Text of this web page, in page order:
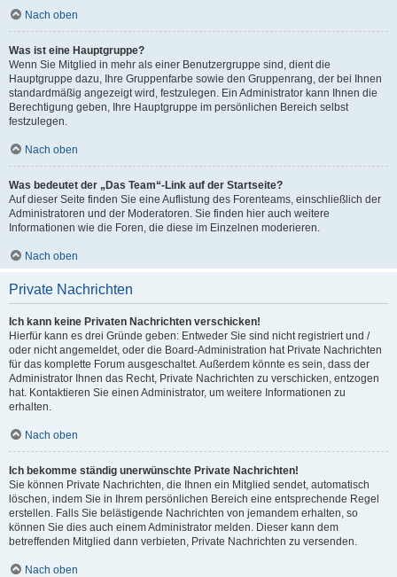
Nach oben
Was ist eine Hauptgruppe?
Wenn Sie Mitglied in mehr als einer Benutzergruppe sind, dient die
Hauptgruppe dazu, Ihre Gruppenfarbe sowie den Gruppenrang, der bei Ihnen
standardmäßig angezeigt wird, festzulegen. Ein Administrator kann Ihnen die
Berechtigung geben, Ihre Hauptgruppe im persönlichen Bereich selbst
festzulegen.
Nach oben
Was bedeutet der „Das Team“-Link auf der Startseite?
Auf dieser Seite finden Sie eine Auflistung des Forenteams, einschließlich der
Administratoren und der Moderatoren. Sie finden hier auch weitere
Informationen wie die Foren, die diese im Einzelnen moderieren.
Nach oben
Private Nachrichten
Ich kann keine Privaten Nachrichten verschicken!
Hierfür kann es drei Gründe geben: Entweder Sie sind nicht registriert und /
oder nicht angemeldet, oder die Board-Administration hat Private Nachrichten
für das komplette Forum ausgeschaltet. Außerdem könnte es sein, dass der
Administrator Ihnen das Recht, Private Nachrichten zu verschicken, entzogen
hat. Kontaktieren Sie einen Administrator, um weitere Informationen zu
erhalten.
Nach oben
Ich bekomme ständig unerwünschte Private Nachrichten!
Sie können Private Nachrichten, die Ihnen ein Mitglied sendet, automatisch
löschen, indem Sie in Ihrem persönlichen Bereich eine entsprechende Regel
erstellen. Falls Sie belästigende Nachrichten von jemandem erhalten, so
können Sie dies auch einem Administrator melden. Dieser kann dem
betreffenden Mitglied dann verbieten, Private Nachrichten zu versenden.
Nach oben